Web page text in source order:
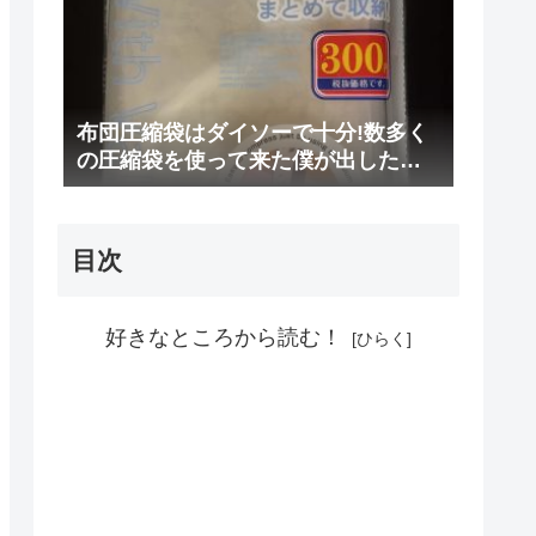
布団圧縮袋はダイソーで十分!数多く
の圧縮袋を使って来た僕が出した結
論
目次
好きなところから読む！